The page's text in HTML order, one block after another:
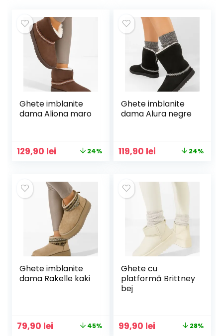
Ghete imblanite
dama Aliona maro
Prețul
fost:
170,00 lei.
129,90 lei Prețul
129,90 lei.
24%
Ghete imblanite
dama Alura negre
Prețul
fost:
158,00 lei.
119,90 lei Prețul
119,90 lei.
24%
Ghete imblanite
dama Rakelle kaki
Prețul
79,90 lei 45%
Ghete cu
platformă Brittney
bej
Prețul
99,90 lei 28%